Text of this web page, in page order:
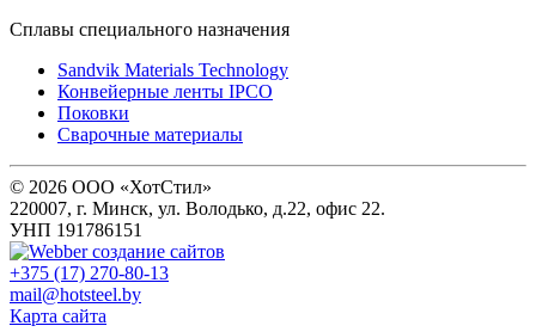
Cплавы специального назначения
Sandvik Materials Technology
Конвейерные ленты IPCO
Поковки
Сварочные материалы
© 2026 ООО «ХотСтил»
220007, г. Минск, ул. Володько, д.22, офис 22.
УНП 191786151
+375 (17) 270-80-13
mail@hotsteel.by
Карта сайта